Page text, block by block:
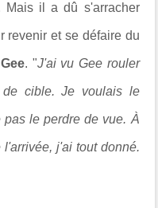
Mais il a dû s'arracher
revenir et se défaire du
. "J'ai vu Gee rouler
cible. Je voulais le
le perdre de vue. À
j'ai tout donné.